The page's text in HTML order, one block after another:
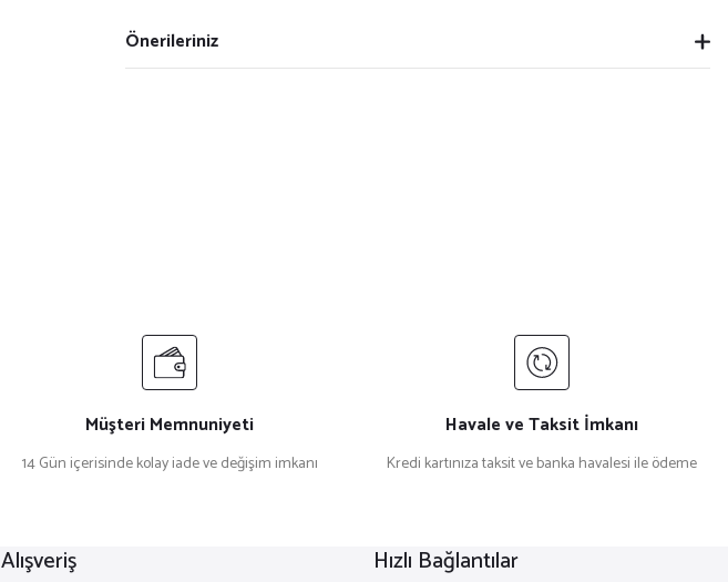
Önerileriniz
Müşteri Memnuniyeti
14 Gün içerisinde kolay iade ve değişim imkanı
Havale ve Taksit İmkanı
Kredi kartınıza taksit ve banka havalesi ile ödeme
Alışveriş Hızlı Bağlantılar